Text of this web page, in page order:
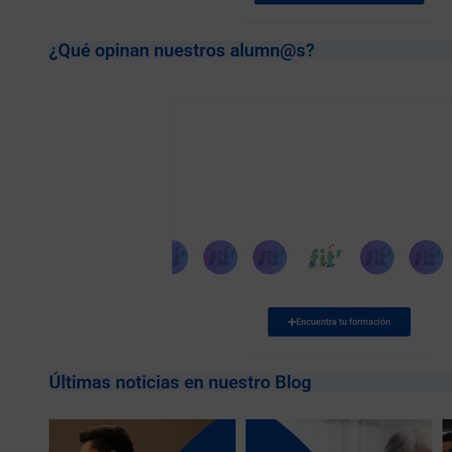
¿Qué opinan nuestros alumn@s?
Encuentra tu formación
Últimas noticias en nuestro Blog